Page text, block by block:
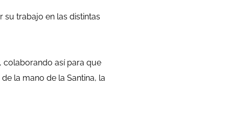
su trabajo en las distintas
colaborando así para que
la mano de la Santina, la